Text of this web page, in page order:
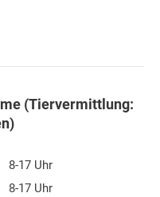
(Tiervermittlung:
8-17 Uhr
8-17 Uhr